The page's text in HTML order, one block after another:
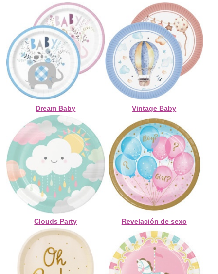
Dream Baby Vintage Baby
Clouds Party Revelación de sexo